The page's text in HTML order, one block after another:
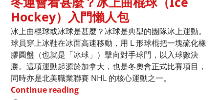
Hockey）入門懶人包
冰上曲棍球或冰球是甚麼？冰球是典型的團隊冰上運動。
球員穿上冰鞋在冰面高速移動，用 L 形球棍把一塊硫化橡
膠圓盤（也就是「冰球」）擊向對手球門，以入球數決
勝。這項運動起源於加拿大，也是冬奧會正式比賽項目，
同時亦是北美職業聯賽 NHL 的核心運動之一。
Continue reading冬運會看甚麼？冰上曲棍球（Ice